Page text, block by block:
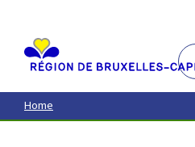
contenu
principal
Home